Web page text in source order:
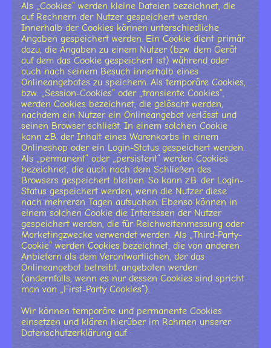
Als „Cookies“ werden kleine Dateien bezeichnet, die
auf Rechnern der Nutzer gespeichert werden.
Innerhalb der Cookies können unterschiedliche
Angaben gespeichert werden. Ein Cookie dient primär
dazu, die Angaben zu einem Nutzer (bzw. dem Gerät
auf dem das Cookie gespeichert ist) während oder
auch nach seinem Besuch innerhalb eines
Onlineangebotes zu speichern. Als temporäre Cookies,
bzw. „Session-Cookies“ oder „transiente Cookies“,
werden Cookies bezeichnet, die gelöscht werden,
nachdem ein Nutzer ein Onlineangebot verlässt und
seinen Browser schließt. In einem solchen Cookie
kann z.B. der Inhalt eines Warenkorbs in einem
Onlineshop oder ein Login-Status gespeichert werden.
Als „permanent“ oder „persistent“ werden Cookies
bezeichnet, die auch nach dem Schließen des
Browsers gespeichert bleiben. So kann z.B. der Login-
Status gespeichert werden, wenn die Nutzer diese
nach mehreren Tagen aufsuchen. Ebenso können in
einem solchen Cookie die Interessen der Nutzer
gespeichert werden, die für Reichweitenmessung oder
Marketingzwecke verwendet werden. Als „Third-Party-
Cookie“ werden Cookies bezeichnet, die von anderen
Anbietern als dem Verantwortlichen, der das
Onlineangebot betreibt, angeboten werden
(andernfalls, wenn es nur dessen Cookies sind spricht
man von „First-Party Cookies“).
Wir können temporäre und permanente Cookies
einsetzen und klären hierüber im Rahmen unserer
Datenschutzerklärung auf.